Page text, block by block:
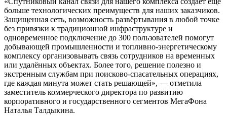
больше технологических преимуществ для наших заказчиков.
Защищенная сеть, возможность развёртывания в любой точке
без привязки к традиционной инфраструктуре и
одновременное подключение до 300 пользователей помогут
добывающей промышленности и топливно-энергетическому
комплексу организовывать связь сотрудников на временных
или удалённых объектах. Более того, решение полезно и
экстренным службам при поисково-спасательных операциях,
где каждая минута может стать решающей», — отметила
заместитель коммерческого директора по развитию
корпоративного и государственного сегментов МегаФона
Наталья Талдыкина.